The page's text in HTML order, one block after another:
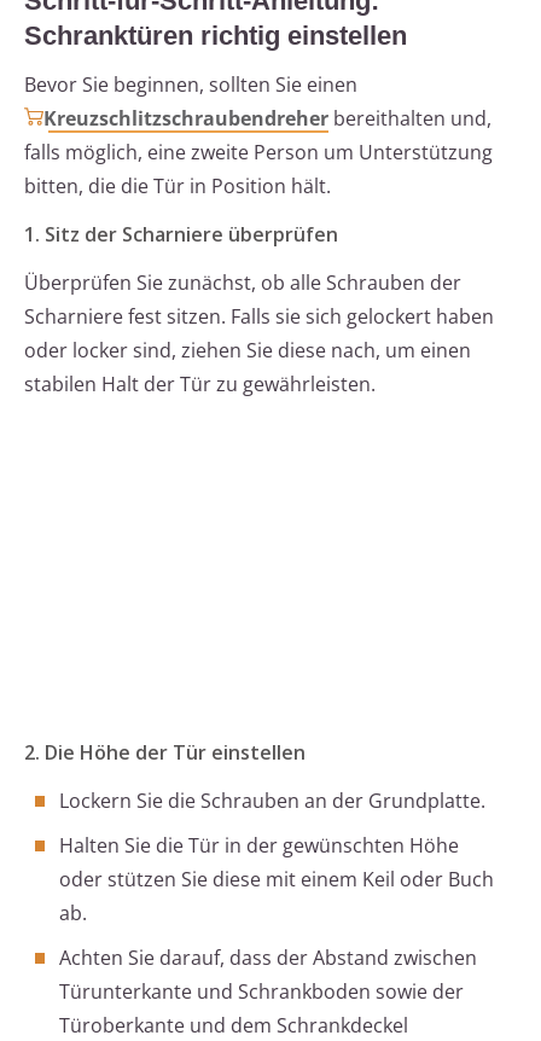
Schranktüren richtig einstellen
Bevor Sie beginnen, sollten Sie einen
Kreuzschlitzschraubendreher bereithalten und,
falls möglich, eine zweite Person um Unterstützung
bitten, die die Tür in Position hält.
1. Sitz der Scharniere überprüfen
Überprüfen Sie zunächst, ob alle Schrauben der
Scharniere fest sitzen. Falls sie sich gelockert haben
oder locker sind, ziehen Sie diese nach, um einen
stabilen Halt der Tür zu gewährleisten.
2. Die Höhe der Tür einstellen
Lockern Sie die Schrauben an der Grundplatte.
Halten Sie die Tür in der gewünschten Höhe
oder stützen Sie diese mit einem Keil oder Buch
ab.
Achten Sie darauf, dass der Abstand zwischen
Türunterkante und Schrankboden sowie der
Türoberkante und dem Schrankdeckel